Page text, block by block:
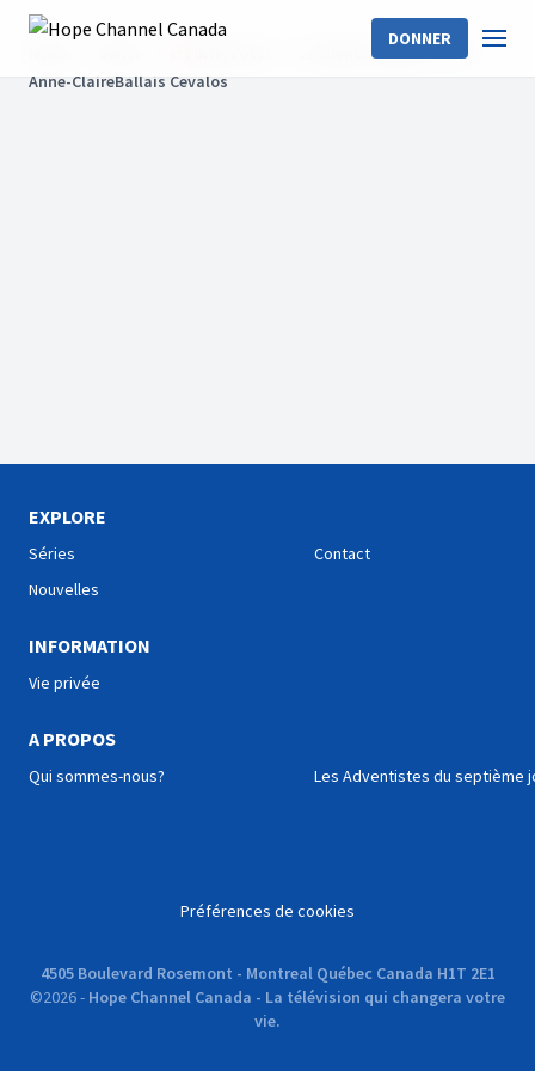
DONNER
Le silence de Dieu -Trio
Anne-ClaireBallais Cevalos
EXPLORE
Séries
Nouvelles
Contact
INFORMATION
Vie privée
A PROPOS
Qui sommes-nous? Les Adventistes du septième
Préférences de cookies
4505 Boulevard Rosemont - Montreal Québec Canada H1T 2E1
©2026- Hope Channel Canada - La télévision qui changera votre
vie.